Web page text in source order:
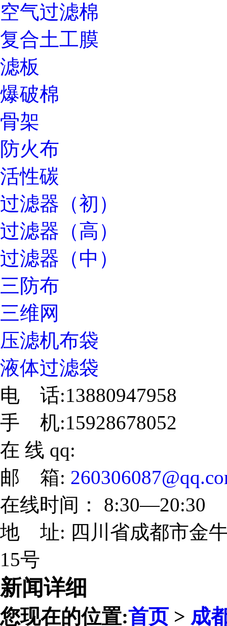
空气过滤棉
复合土工膜
滤板
爆破棉
骨架
防火布
活性碳
过滤器（初）
过滤器（高）
过滤器（中）
三防布
三维网
压滤机布袋
液体过滤袋
电 话:13880947958
手 机:15928678052
在 线 qq:
邮 箱:
在线时间： 8:30—20:30
地 址: 四川省成都市金
15号
新闻详细
您现在的位置:首页> 成